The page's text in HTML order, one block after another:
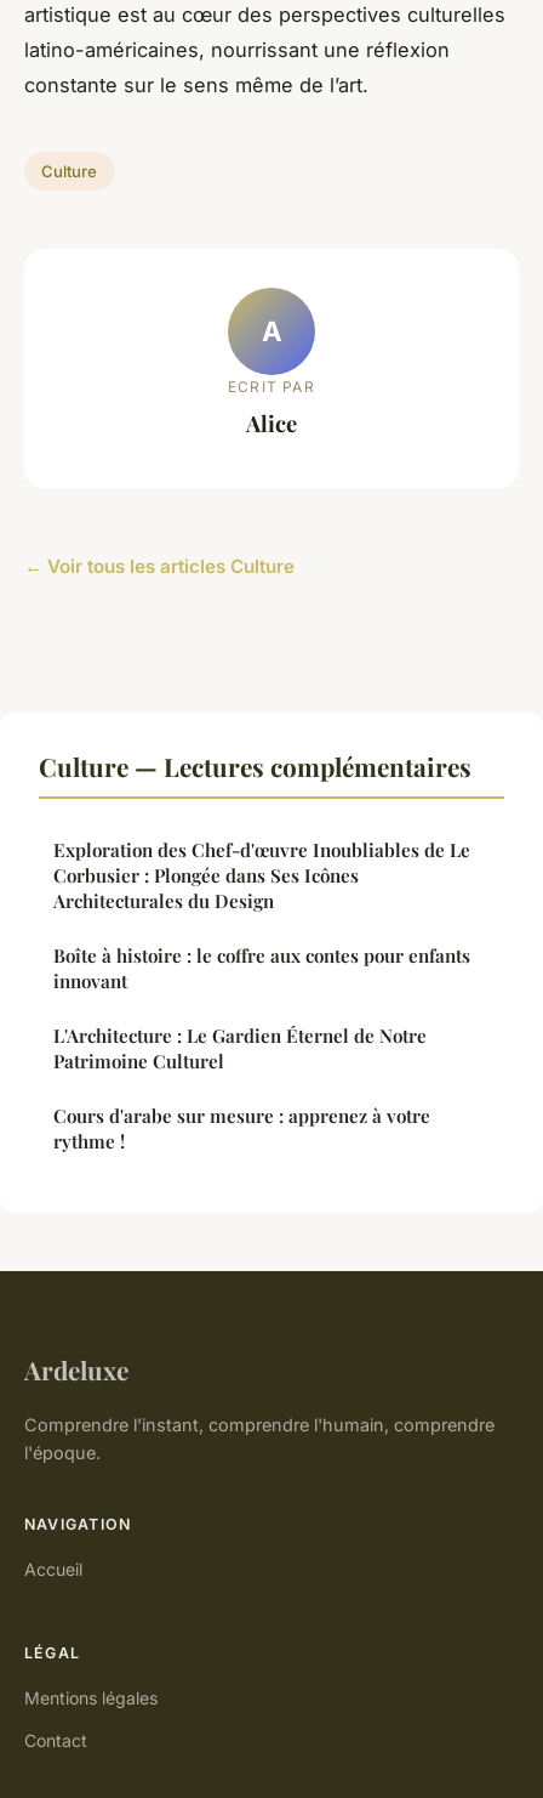
artistique est au cœur des perspectives culturelles
latino-américaines, nourrissant une réflexion
constante sur le sens même de l’art.
Culture
A
ECRIT PAR
Alice
← Voir tous les articles Culture
Culture — Lectures complémentaires
Exploration des Chef-d'œuvre Inoubliables de Le
Corbusier : Plongée dans Ses Icônes
Architecturales du Design
Boîte à histoire : le coffre aux contes pour enfants
innovant
L'Architecture : Le Gardien Éternel de Notre
Patrimoine Culturel
Cours d'arabe sur mesure : apprenez à votre
rythme !
Ardeluxe
Comprendre l'instant, comprendre l'humain, comprendre
l'époque.
NAVIGATION
Accueil
LÉGAL
Mentions légales
Contact